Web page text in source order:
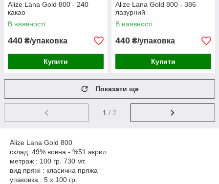
Alize Lana Gold 800 - 240
какао
В наявності
440 ₴/упаковка
Купити
Alize Lana Gold 800 - 386
лазурний
В наявності
440 ₴/упаковка
Купити
Показати ще
1 / 2
Alize Lana Gold 800
склад: 49% вовна - %51 акрил
метраж : 100 гр. 730 мт.
вид пряжі : класична пряжа
упаковка : 5 x 100 гр.